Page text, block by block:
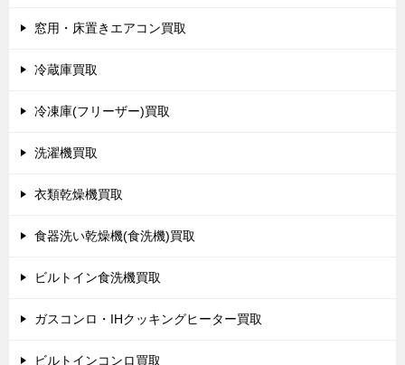
窓用・床置きエアコン買取
冷蔵庫買取
冷凍庫(フリーザー)買取
洗濯機買取
衣類乾燥機買取
食器洗い乾燥機(食洗機)買取
ビルトイン食洗機買取
ガスコンロ・IHクッキングヒーター買取
ビルトインコンロ買取